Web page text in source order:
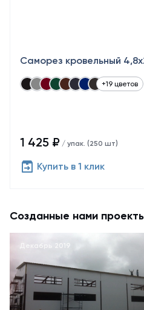
Саморез кровельный
+19 цветов
1 425 ₽ / упак. (250 шт)
Купить в 1 клик
Созданные нами
Декабрь 2019